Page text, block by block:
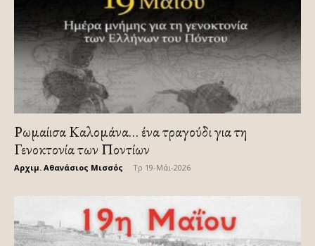
Ρωμαίισα Καλομάνα… ένα τραγούδι για τη
Γενοκτονία των Ποντίων
Αρχιμ. Αθανάσιος Μισσός Τρ 19-Μάι-2026